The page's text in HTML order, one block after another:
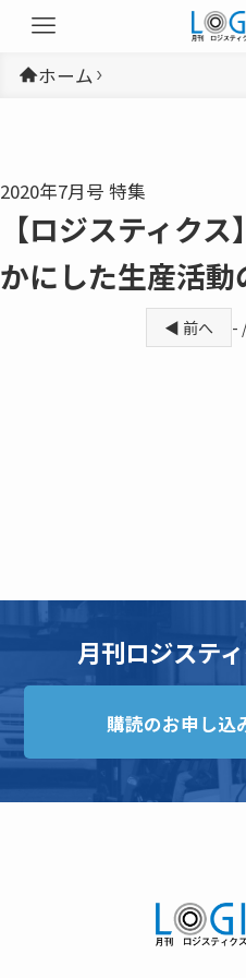
ホーム
2020年7月号 特集
【ロジスティク
かにした生産活動
◀ 前へ -
月刊ロジステ
購読のお申し込